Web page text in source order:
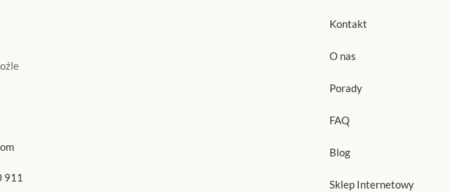
911
Kontakt
O nas
Porady
FAQ
Blog
Sklep Internetowy